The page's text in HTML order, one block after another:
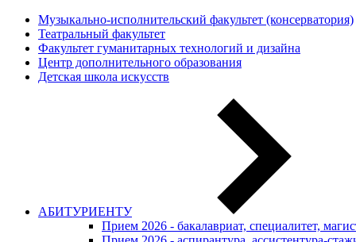
Музыкально-исполнительский факультет (консерватория)
Театральный факультет
Факультет гуманитарных технологий и дизайна
Центр дополнительного образования
Детская школа искусств
АБИТУРИЕНТУ
Прием 2026 - бакалавриат, специалитет,